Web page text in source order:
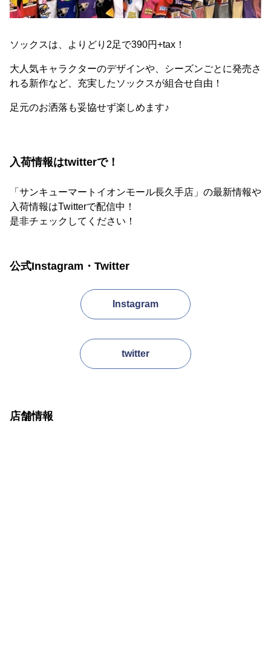
ソックスは、よりどり2足で390円+tax！
大人気キャラクターのデザインや、シーズンごとに発売さ
れる新作など、充実したソックスが組合せ自由！
足元のお洒落も妥協せず楽しめます♪
入荷情報はtwitterで！
「サンキューマートイオンモール長久手店」の最新情報や
入荷情報はTwitterで配信中！
是非チェックしてください！
公式Instagram・Twitter
Instagram
twitter
店舗情報